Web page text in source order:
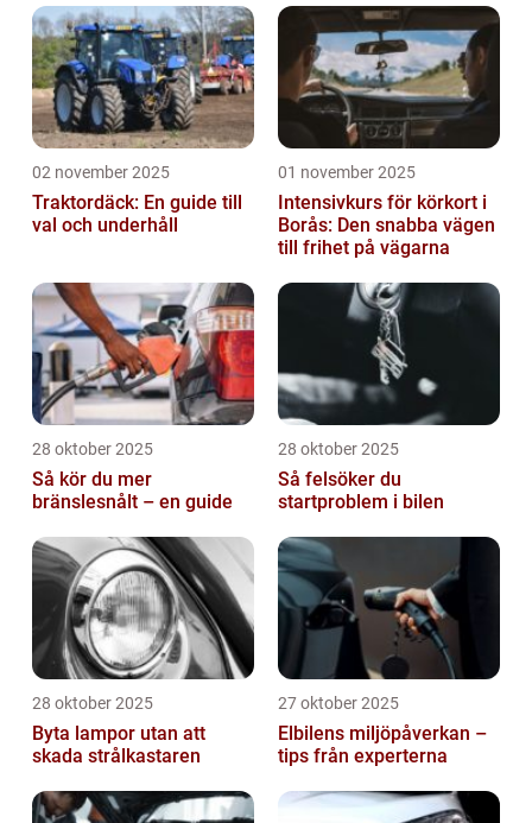
02 november 2025
Traktordäck: En guide till
val och underhåll
01 november 2025
Intensivkurs för körkort i
Borås: Den snabba vägen
till frihet på vägarna
28 oktober 2025
Så kör du mer
bränslesnålt – en guide
28 oktober 2025
Så felsöker du
startproblem i bilen
28 oktober 2025
Byta lampor utan att
skada strålkastaren
27 oktober 2025
Elbilens miljöpåverkan –
tips från experterna